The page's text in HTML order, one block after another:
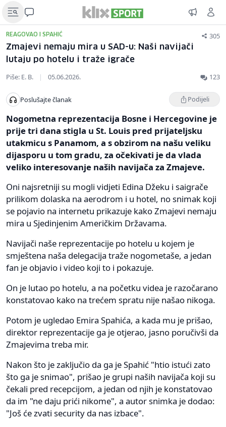
REAGOVAO I SPAHIĆ 305
Zmajevi nemaju mira u SAD-u: Naši navijači
lutaju po hotelu i traže igrače
Piše: E. B. | 05.06.2026. 123
Poslušajte članak Podijeli
Nogometna reprezentacija Bosne i Hercegovine je
prije tri dana stigla u St. Louis pred prijateljsku
utakmicu s Panamom, a s obzirom na našu veliku
dijasporu u tom gradu, za očekivati je da vlada
veliko interesovanje naših navijača za Zmajeve.
Oni najsretniji su mogli vidjeti Edina Džeku i saigrače
prilikom dolaska na aerodrom i u hotel, no snimak koji
se pojavio na internetu prikazuje kako Zmajevi nemaju
mira u Sjedinjenim Američkim Državama.
Navijači naše reprezentacije po hotelu u kojem je
smještena naša delegacija traže nogometaše, a jedan
fan je objavio i video koji to i pokazuje.
On je lutao po hotelu, a na početku videa je razočarano
konstatovao kako na trećem spratu nije našao nikoga.
Potom je ugledao Emira Spahića, a kada mu je prišao,
direktor reprezentacije ga je otjerao, jasno poručivši da
Zmajevima treba mir.
Nakon što je zaključio da ga je Spahić "htio istući zato
što ga je snimao", prišao je grupi naših navijača koji su
čekali pred recepcijom, a jedan od njih je konstatovao
da im "ne daju prići nikome", a autor snimka je dodao:
"Još će zvati security da nas izbace".